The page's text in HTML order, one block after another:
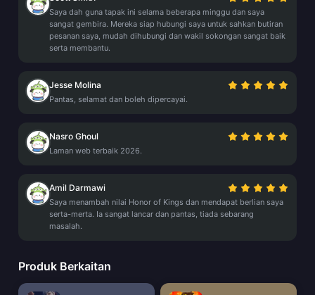
Saya dah guna tapak ini selama beberapa minggu dan saya
sangat gembira. Mereka siap hubungi saya untuk sahkan butiran
pesanan saya, mudah dihubungi dan wakil sokongan sangat baik
serta membantu.
Jesse Molina
Pantas, selamat dan boleh dipercayai.
Nasro Ghoul
Laman web terbaik 2026.
Amil Darmawi
Saya menambah nilai Honor of Kings dan mendapat berlian saya
serta-merta. Ia sangat lancar dan pantas, tiada sebarang
masalah.
Produk Berkaitan